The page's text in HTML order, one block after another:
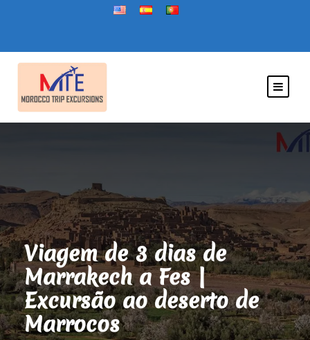
Viagem de 3 dias de
Marrakech a Fes |
Excursão ao deserto de
Marrocos